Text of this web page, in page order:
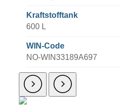
Kraftstofftank
600 L
WIN-Code
NO-WIN33189A697